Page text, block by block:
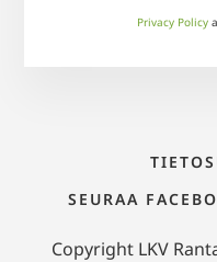
Privacy Policy
SEURAA
Copyright LKV